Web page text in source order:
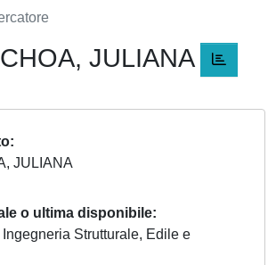
JULIANA
JULIANA
o ultima disponibile
Strutturale, Edile e